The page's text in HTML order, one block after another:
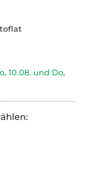
10.08. und Do,